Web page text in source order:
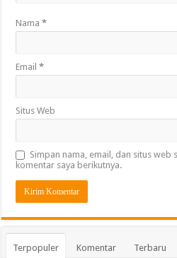
Nama*
Email*
Situs Web
Simpan nama, email, dan situs web
komentar saya berikutnya.
Terpopuler Komentar Terbaru